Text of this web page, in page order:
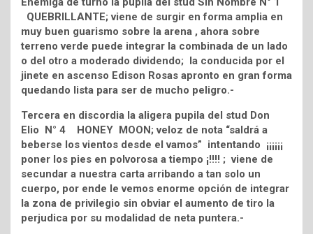
QUEBRILLANTE; viene de surgir en forma amplia en
muy buen guarismo sobre la arena , ahora sobre
terreno verde puede integrar la combinada de un lado
o del otro a moderado dividendo; la conducida por el
jinete en ascenso Edison Rosas apronto en gran forma
quedando lista para ser de mucho peligro.-
Tercera en discordia la aligera pupila del stud Don
Elio N° 4 HONEY MOON; veloz de nota “saldrá a
beberse los vientos desde el vamos” intentando ¡¡¡¡¡¡
poner los pies en polvorosa a tiempo ¡!!!! ; viene de
secundar a nuestra carta arribando a tan solo un
cuerpo, por ende le vemos enorme opción de integrar
la zona de privilegio sin obviar el aumento de tiro la
perjudica por su modalidad de neta puntera.-